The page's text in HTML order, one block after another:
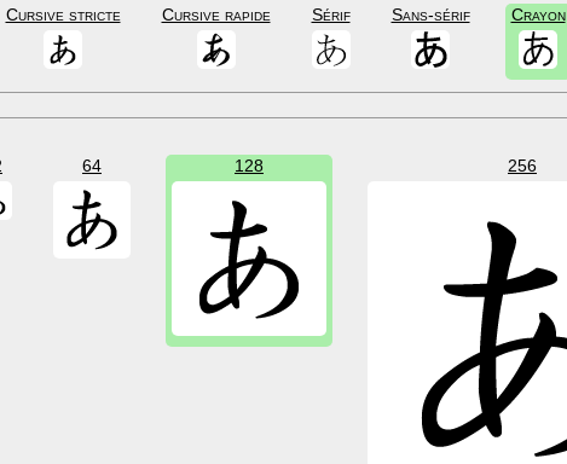
Cursive stricte Cursive rapide Sérif Sans-sérif Crayon
64 128 256